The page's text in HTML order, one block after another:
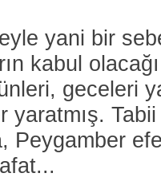
yani bir
kabul
geceleri
yaratmış.
Peygamber